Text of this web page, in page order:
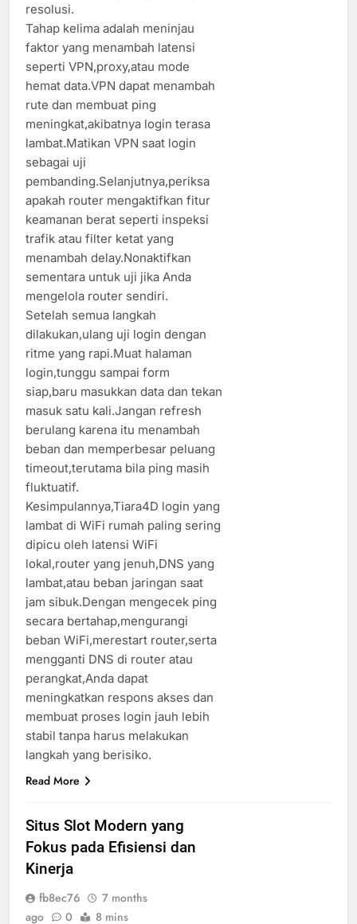
resolusi.
Tahap kelima adalah meninjau
faktor yang menambah latensi
seperti VPN,proxy,atau mode
hemat data.VPN dapat menambah
rute dan membuat ping
meningkat,akibatnya login terasa
lambat.Matikan VPN saat login
sebagai uji
pembanding.Selanjutnya,periksa
apakah router mengaktifkan fitur
keamanan berat seperti inspeksi
trafik atau filter ketat yang
menambah delay.Nonaktifkan
sementara untuk uji jika Anda
mengelola router sendiri.
Setelah semua langkah
dilakukan,ulang uji login dengan
ritme yang rapi.Muat halaman
login,tunggu sampai form
siap,baru masukkan data dan tekan
masuk satu kali.Jangan refresh
berulang karena itu menambah
beban dan memperbesar peluang
timeout,terutama bila ping masih
fluktuatif.
Kesimpulannya,Tiara4D login yang
lambat di WiFi rumah paling sering
dipicu oleh latensi WiFi
lokal,router yang jenuh,DNS yang
lambat,atau beban jaringan saat
jam sibuk.Dengan mengecek ping
secara bertahap,mengurangi
beban WiFi,merestart router,serta
mengganti DNS di router atau
perangkat,Anda dapat
meningkatkan respons akses dan
membuat proses login jauh lebih
stabil tanpa harus melakukan
langkah yang berisiko.
Read More
Situs Slot Modern yang
Fokus pada Efisiensi dan
Kinerja
fb8ec76
7 months
ago
0 8 mins